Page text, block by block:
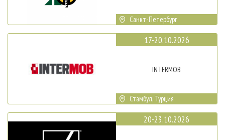
Санкт-Петербург
17-20.10.2026
INTERMOB
Стамбул, Турция
20-23.10.2026